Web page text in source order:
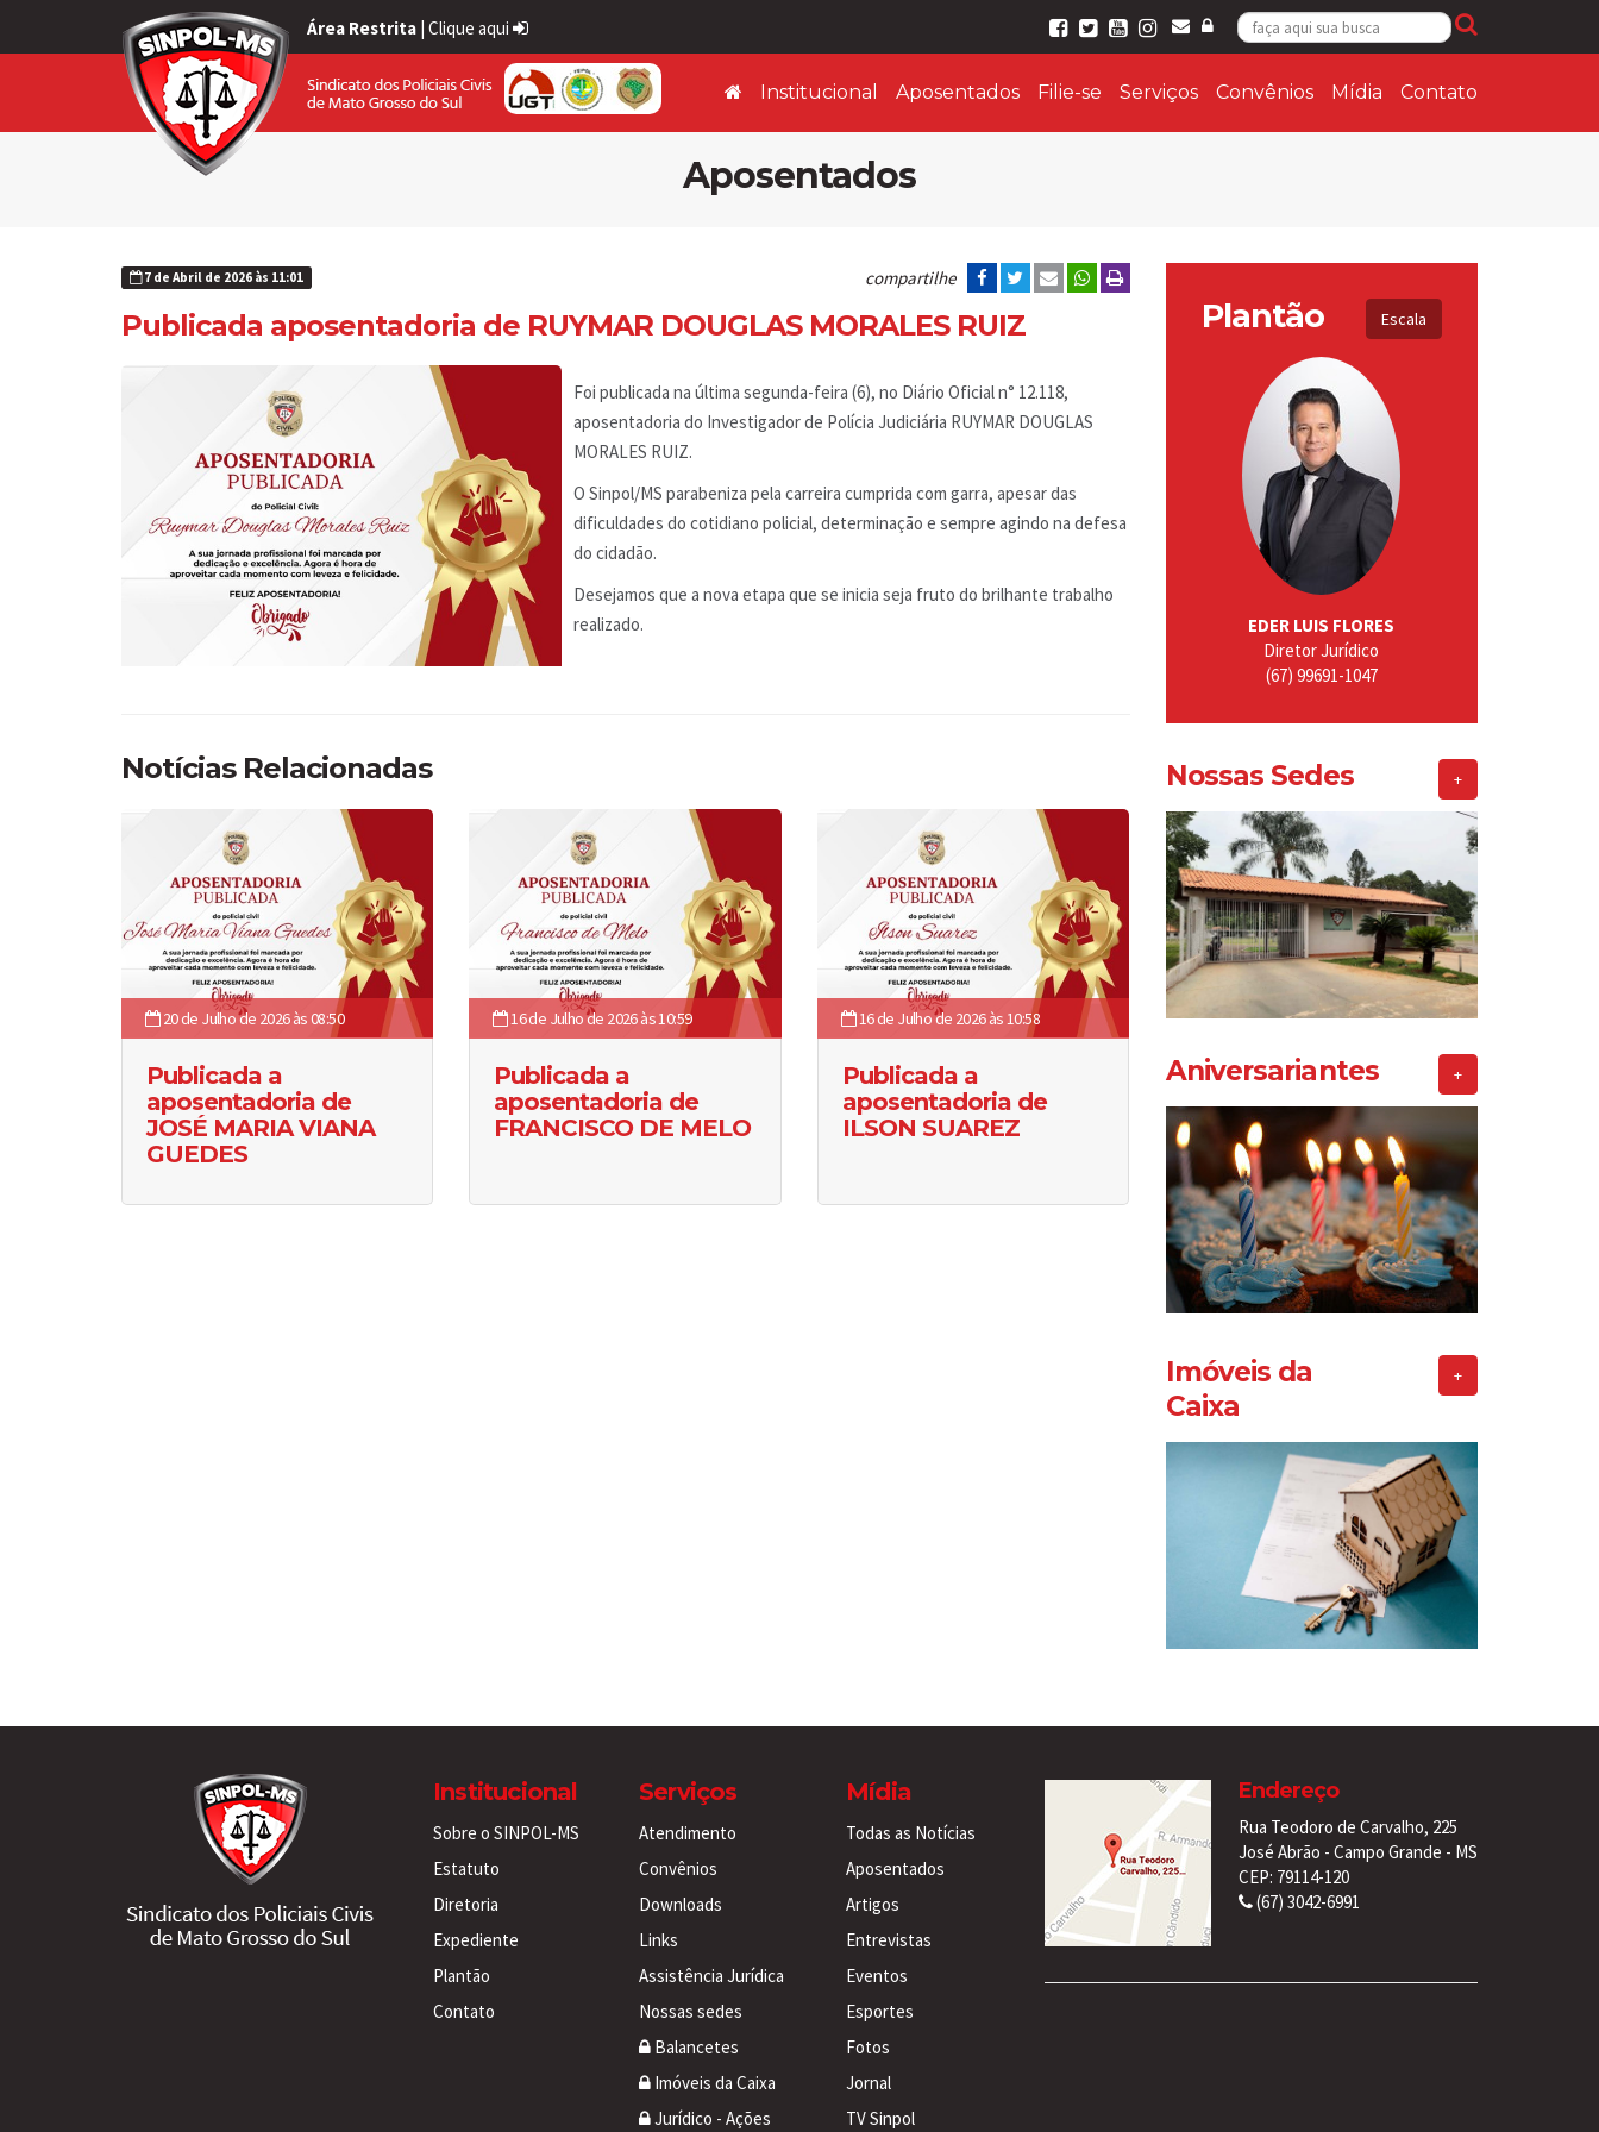
Área Restrita | Clique aqui
Institucional Aposentados Filie-se Serviços Convênios Mídia Contato
Aposentados
7 de Abril de 2026 às 11:01 compartilhe
Publicada aposentadoria de RUYMAR DOUGLAS MORALES RUIZ
Foi publicada na última segunda-feira (6), no Diário Oficial n° 12.118,
aposentadoria do Investigador de Polícia Judiciária RUYMAR DOUGLAS
MORALES RUIZ.
O Sinpol/MS parabeniza pela carreira cumprida com garra, apesar das
dificuldades do cotidiano policial, determinação e sempre agindo na defesa
do cidadão.
Desejamos que a nova etapa que se inicia seja fruto do brilhante trabalho
realizado.
Notícias Relacionadas
20 de Julho de 2026 às 08:50
Publicada a
aposentadoria de
JOSÉ MARIA VIANA
GUEDES
16 de Julho de 2026 às 10:59
Publicada a
aposentadoria de
FRANCISCO DE MELO
16 de Julho de 2026 às 10:58
Publicada a
aposentadoria de
ILSON SUAREZ
Plantão Escala
EDER LUIS FLORES
Diretor Jurídico
(67) 99691-1047
Nossas Sedes +
Aniversariantes +
Imóveis da
Caixa
+
Institucional
Sobre o SINPOL-MS
Estatuto
Diretoria
Expediente
Plantão
Contato
Serviços
Atendimento
Convênios
Downloads
Links
Assistência Jurídica
Nossas sedes
Balancetes
Imóveis da Caixa
Jurídico - Ações
Mídia
Todas as Notícias
Aposentados
Artigos
Entrevistas
Eventos
Esportes
Fotos
Jornal
TV Sinpol
Endereço
Rua Teodoro de Carvalho, 225
José Abrão - Campo Grande - MS
CEP: 79114-120
(67) 3042-6991